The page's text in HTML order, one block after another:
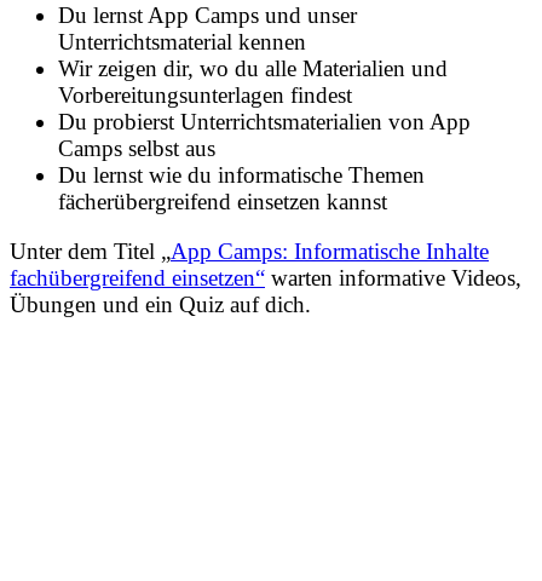
Du lernst App Camps und unser
Unterrichtsmaterial kennen
Wir zeigen dir, wo du alle Materialien und
Vorbereitungsunterlagen findest
Du probierst Unterrichtsmaterialien von App
Camps selbst aus
Du lernst wie du informatische Themen
fächerübergreifend einsetzen kannst
Unter dem Titel „App Camps: Informatische Inhalte
fachübergreifend einsetzen“ warten informative Videos,
Übungen und ein Quiz auf dich.